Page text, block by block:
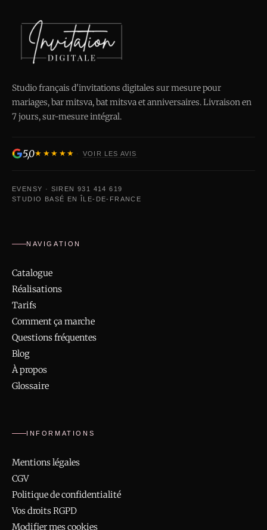
Studio français d'invitations digitales sur mesure pour
mariages, bar mitsva, bat mitsva et anniversaires. Livraison en
7 jours, sur-mesure intégral.
5,0★★★★★ · VOIR LES AVIS
EVENSY · SIREN 931 414 619
STUDIO BASÉ EN ÎLE-DE-FRANCE
NAVIGATION
Catalogue
Réalisations
Tarifs
Comment ça marche
Questions fréquentes
Blog
À propos
Glossaire
INFORMATIONS
Mentions légales
CGV
Politique de confidentialité
Vos droits RGPD
Modifier mes cookies